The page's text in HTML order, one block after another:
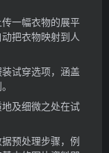
一幅衣物的展平
把衣物映射到人
试穿选项，涵盖
及细微之处在试
预处理步骤，例